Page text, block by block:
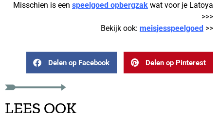
Misschien is een speelgoed opbergzak wat voor je Latoya
>>>
Bekijk ook: meisjesspeelgoed >>
Delen op Facebook Delen op Pinterest
LEES OOK